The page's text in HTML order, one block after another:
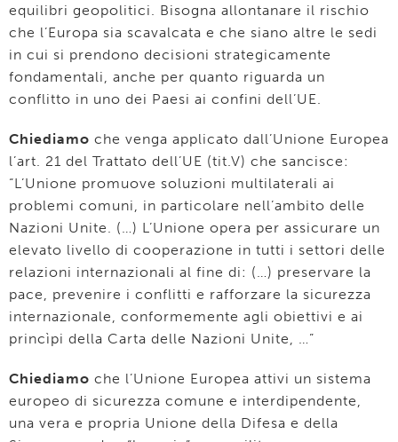
equilibri geopolitici. Bisogna allontanare il rischio
che l’Europa sia scavalcata e che siano altre le sedi
in cui si prendono decisioni strategicamente
fondamentali, anche per quanto riguarda un
conflitto in uno dei Paesi ai confini dell’UE.
Chiediamo che venga applicato dall’Unione Europea
l’art. 21 del Trattato dell’UE (tit.V) che sancisce:
“L’Unione promuove soluzioni multilaterali ai
problemi comuni, in particolare nell’ambito delle
Nazioni Unite. (…) L’Unione opera per assicurare un
elevato livello di cooperazione in tutti i settori delle
relazioni internazionali al fine di: (…) preservare la
pace, prevenire i conflitti e rafforzare la sicurezza
internazionale, conformemente agli obiettivi e ai
princìpi della Carta delle Nazioni Unite, …”
Chiediamo che l’Unione Europea attivi un sistema
europeo di sicurezza comune e interdipendente,
una vera e propria Unione della Difesa e della